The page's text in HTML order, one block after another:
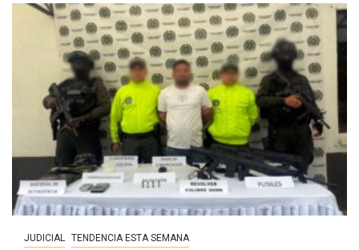
JUDICIAL TENDENCIA ESTA SEMANA